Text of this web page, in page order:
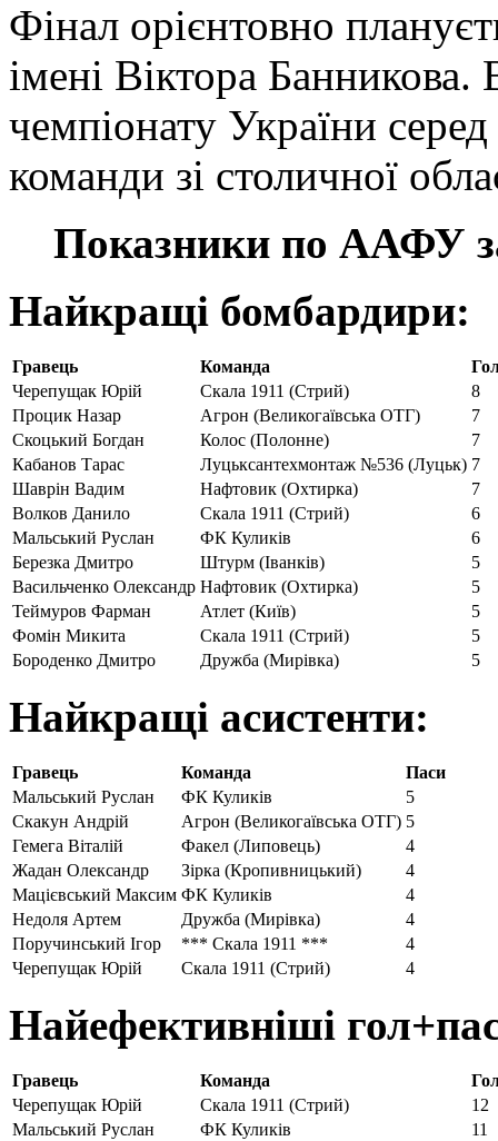
Фінал орієнтовно
імені Віктора Банникова.
чемпіонату України
команди зі столичної
Показники по ААФУ
Найкращі бомбардири:
Гравець Команда
Черепущак Юрій
Скала 1911 (Стрий)
8
Процик Назар
Агрон (Великогаївська ОТГ)
7
Скоцький Богдан
Колос (Полонне)
7
Кабанов Тарас
Луцьксантехмонтаж №536 (Луцьк) 7
Шаврін Вадим
Нафтовик (Охтирка)
7
Волков Данило
Скала 1911 (Стрий)
6
Мальський Руслан
ФК Куликів
6
Березка Дмитро
Штурм (Іванків)
5
Васильченко Олександр Нафтовик (Охтирка)
5
Теймуров Фарман
Атлет (Київ)
5
Фомін Микита
Скала 1911 (Стрий)
5
Бороденко Дмитро
Дружба (Мирівка) 5
Найкращі асистенти:
Гравець Команда
Паси
Мальський Руслан
ФК Куликів
5
Скакун Андрій
Агрон (Великогаївська ОТГ) 5
Гемега Віталій
Факел (Липовець)
4
Жадан Олександр
Зірка (Кропивницький)
4
Мацієвський Максим ФК Куликів
4
Недоля Артем
Дружба (Мирівка)
4
Поручинський Ігор
*** Скала 1911 ***
4
Черепущак Юрій
Скала 1911 (Стрий) 4
Найефективніші
Гравець Команда
Черепущак Юрій
Скала 1911 (Стрий)
12
Мальський Руслан
ФК Куликів
11